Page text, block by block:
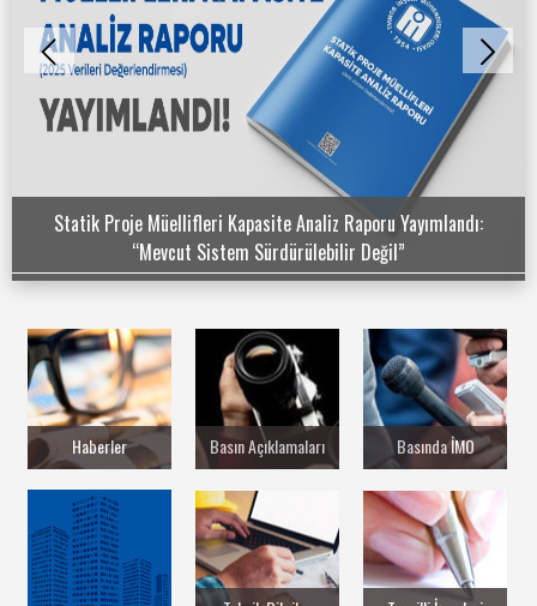
Statik Proje Müellifleri Kapasite Analiz Raporu Yayımlandı:
“Mevcut Sistem Sürdürülebilir Değil”
Haberler Basın Açıklamaları Basında İMO